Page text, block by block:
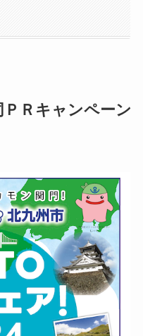
ＰＲキャンペーン